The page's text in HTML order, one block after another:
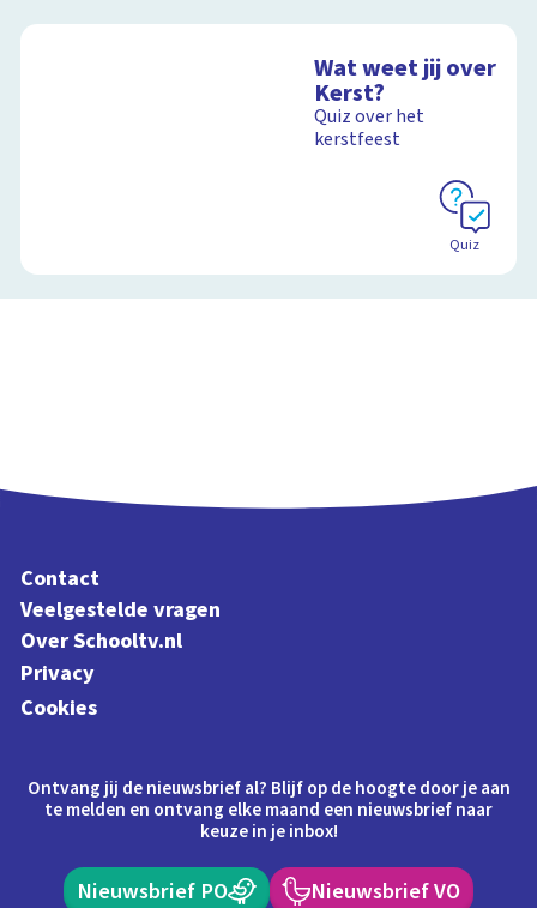
Wat weet jij over
Kerst?
Quiz over het
kerstfeest
Quiz
Contact
Veelgestelde vragen
Over Schooltv.nl
Privacy
Cookies
Ontvang jij de nieuwsbrief al? Blijf op de hoogte door je aan
te melden en ontvang elke maand een nieuwsbrief naar
keuze in je inbox!
Nieuwsbrief PO Nieuwsbrief VO